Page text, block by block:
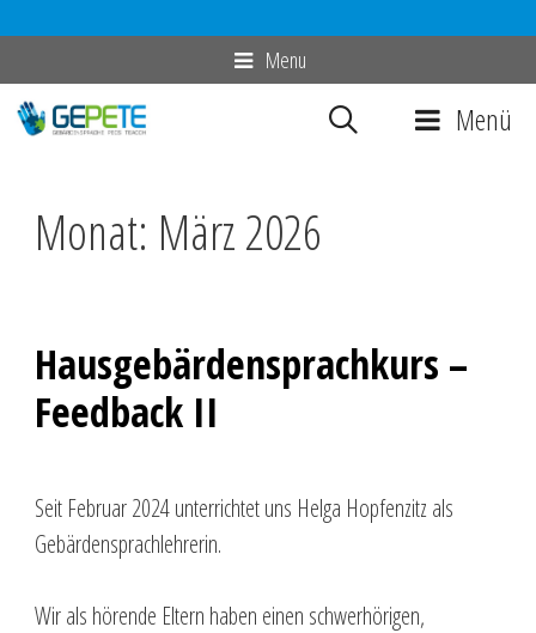
Inhalt
springen
Menu
Menü
Monat: März 2026
Hausgebärdensprachkurs –
Feedback II
Seit Februar 2024 unterrichtet uns Helga Hopfenzitz als
Gebärdensprachlehrerin.
Wir als hörende Eltern haben einen schwerhörigen,